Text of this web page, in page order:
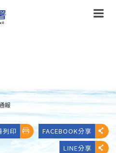
報
列印
FACEBOOK分享
LINE分享